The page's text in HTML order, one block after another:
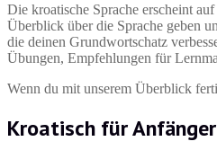
Die kroatische Sprache erscheint
Überblick über die Sprache geben
die deinen Grundwortschatz
Übungen, Empfehlungen für
Wenn du mit unserem Überblick
Kroatisch für Anfänger